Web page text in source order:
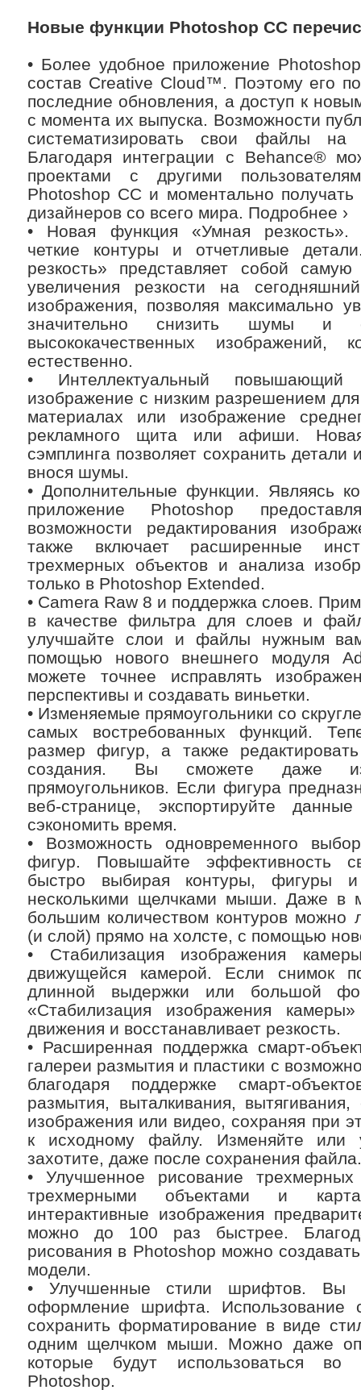
Новые функции Photoshop CC
• Более удобное приложение
состав Creative Cloud™. Поэтому его
последние обновления, а доступ к
с момента их выпуска. Возможности
систематизировать свои файлы на
Благодаря интеграции с Behance®
проектами с другими
Photoshop CC и моментально
дизайнеров со всего мира. Подробнее ›
• Новая функция «Умная резкость».
четкие контуры и отчетливые
резкость» представляет собой
увеличения резкости на
изображения, позволяя максимально
значительно снизить шумы и
высококачественных изображений,
естественно.
• Интеллектуальный повышающий
изображение с низким разрешением
материалах или изображение
рекламного щита или афиши.
сэмплинга позволяет сохранить детали
внося шумы.
• Дополнительные функции. Являясь
приложение Photoshop
возможности редактирования
также включает расширенные
трехмерных объектов и анализа
только в Photoshop Extended.
• Camera Raw 8 и поддержка слоев.
в качестве фильтра для слоев и
улучшайте слои и файлы нужным
помощью нового внешнего модуля
можете точнее исправлять
перспективы и создавать виньетки.
• Изменяемые прямоугольники со
самых востребованных функций.
размер фигур, а также
создания. Вы сможете даже
прямоугольников. Если фигура
веб-странице, экспортируйте
сэкономить время.
• Возможность одновременного
фигур. Повышайте эффективность
быстро выбирая контуры, фигуры
несколькими щелчками мыши. Даже в
большим количеством контуров можно
(и слой) прямо на холсте, с помощью
• Стабилизация изображения
движущейся камерой. Если снимок
длинной выдержки или большой
«Стабилизация изображения
движения и восстанавливает резкость.
• Расширенная поддержка смарт-
галереи размытия и пластики с
благодаря поддержке смарт-
размытия, выталкивания,
изображения или видео, сохраняя при
к исходному файлу. Изменяйте или
захотите, даже после сохранения файла.
• Улучшенное рисование
трехмерными объектами и
интерактивные изображения
можно до 100 раз быстрее.
рисования в Photoshop можно
модели.
• Улучшенные стили шрифтов. Вы
оформление шрифта. Использование
сохранить форматирование в виде
одним щелчком мыши. Можно даже
которые будут использоваться
Photoshop.